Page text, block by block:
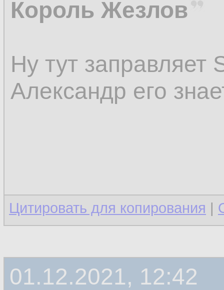
Король Жезлов
Ну тут заправляет
Александр его
Цитировать для копирования |
01.12.2021, 12:42